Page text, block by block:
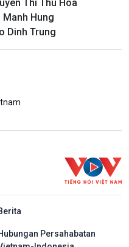
Thi Thu Hoa
Manh Hung
Dinh Trung
Persahabatan